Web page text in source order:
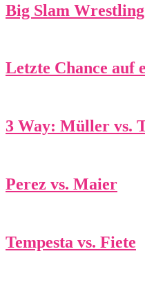
Big Slam
Letzte Chance auf
3 Way: Müller vs.
Perez vs. Maier
Tempesta vs. Fiete